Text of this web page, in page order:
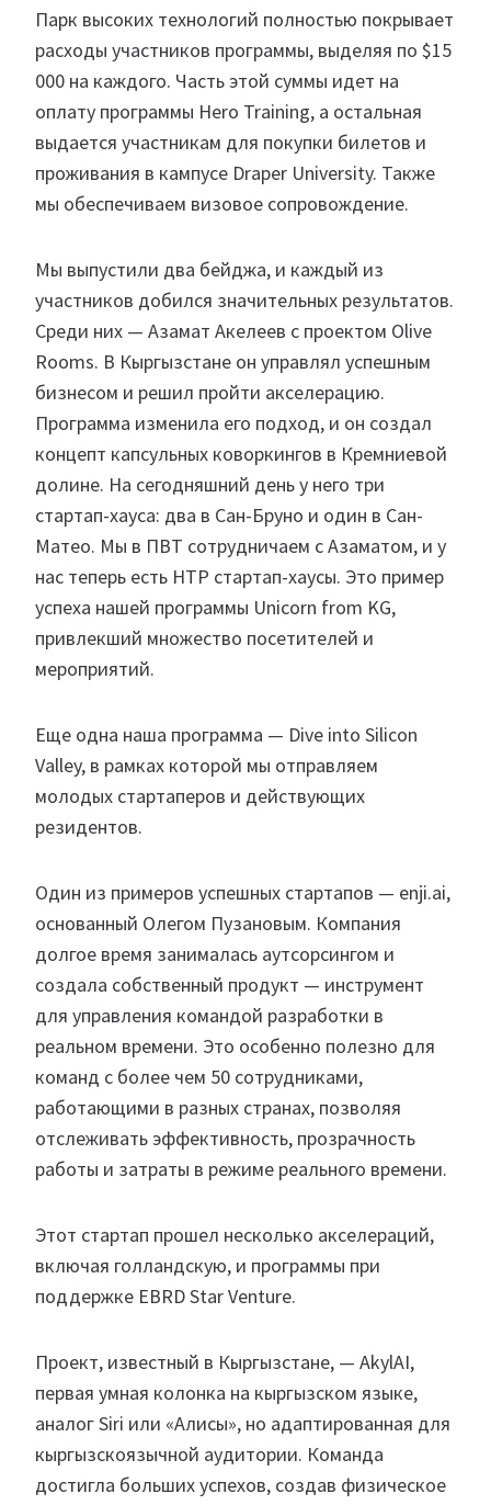
Парк высоких технологий полностью покрывает
расходы участников программы, выделяя по $15
000 на каждого. Часть этой суммы идет на
оплату программы Hero Training, а остальная
выдается участникам для покупки билетов и
проживания в кампусе Draper University. Также
мы обеспечиваем визовое сопровождение.
Мы выпустили два бейджа, и каждый из
участников добился значительных результатов.
Среди них — Азамат Акелеев с проектом Olive
Rooms. В Кыргызстане он управлял успешным
бизнесом и решил пройти акселерацию.
Программа изменила его подход, и он создал
концепт капсульных коворкингов в Кремниевой
долине. На сегодняшний день у него три
стартап-хауса: два в Сан-Бруно и один в Сан-
Матео. Мы в ПВТ сотрудничаем с Азаматом, и у
нас теперь есть HTP стартап-хаусы. Это пример
успеха нашей программы Unicorn from KG,
привлекший множество посетителей и
мероприятий.
Еще одна наша программа — Dive into Silicon
Valley, в рамках которой мы отправляем
молодых стартаперов и действующих
резидентов.
Один из примеров успешных стартапов — enji.ai,
основанный Олегом Пузановым. Компания
долгое время занималась аутсорсингом и
создала собственный продукт — инструмент
для управления командой разработки в
реальном времени. Это особенно полезно для
команд с более чем 50 сотрудниками,
работающими в разных странах, позволяя
отслеживать эффективность, прозрачность
работы и затраты в режиме реального времени.
Этот стартап прошел несколько акселераций,
включая голландскую, и программы при
поддержке EBRD Star Venture.
Проект, известный в Кыргызстане, — AkylAI,
первая умная колонка на кыргызском языке,
аналог Siri или «Алисы», но адаптированная для
кыргызскоязычной аудитории. Команда
достигла больших успехов, создав физическое